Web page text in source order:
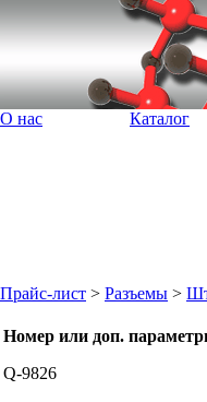
О нас Каталог
Прайс-лист > Разъемы >
Номер или доп.
Q-9826